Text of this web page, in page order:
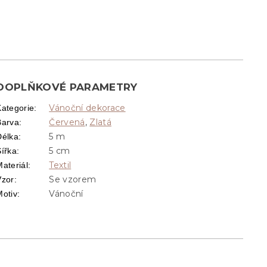
PARAMETRY
: Vánoční dekorace
: Červená, Zlatá
: 5 m
: 5 cm
: Textil
: Se vzorem
: Vánoční